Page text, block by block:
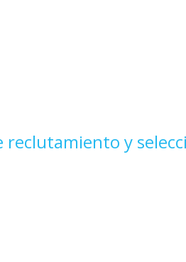
reclutamiento y